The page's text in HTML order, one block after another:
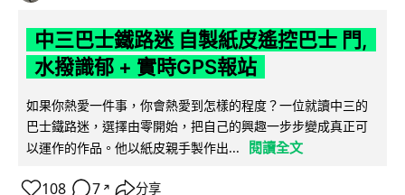
中三巴士鐵路迷 自製紙皮遙控巴士 門,
水撥識郁 + 實時GPS報站
如果你熱愛一件事，你會熱愛到怎樣的程度？一位就讀中三的
巴士鐵路迷，選擇由零開始，把自己的興趣一步步變成真正可
以運作的作品。他以紙皮親手製作出...
閱讀全文
108 7 ↗ 分享